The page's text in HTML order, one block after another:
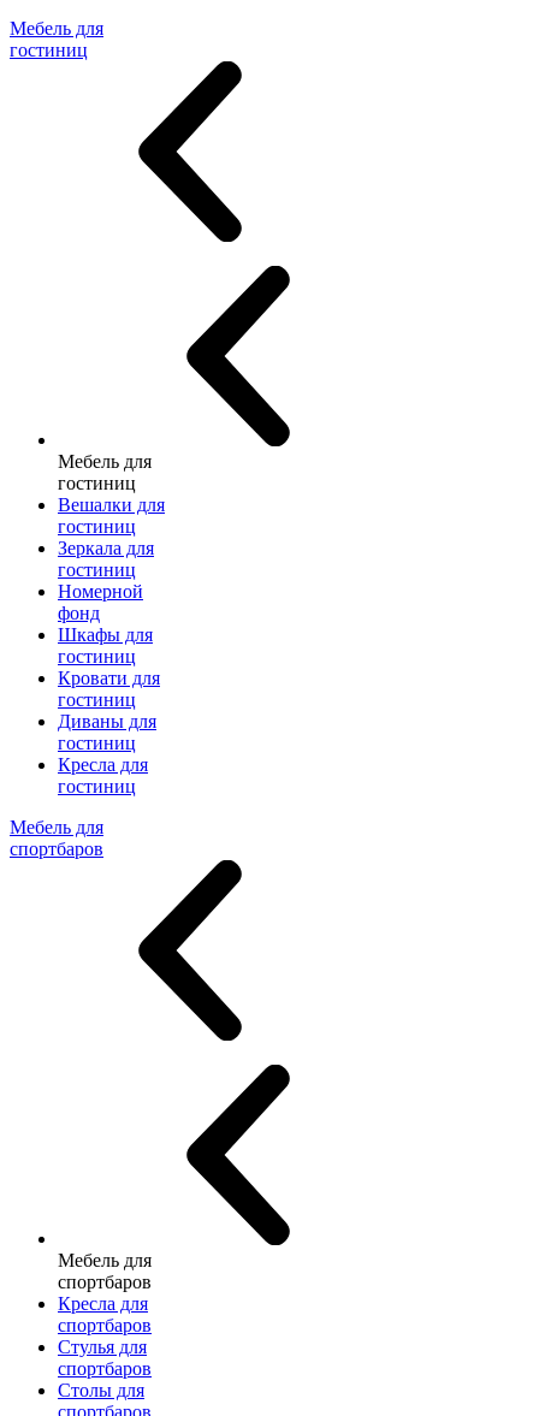
Мебель для
гостиниц
Мебель для
гостиниц
Вешалки для
гостиниц
Зеркала для
гостиниц
Номерной
фонд
Шкафы для
гостиниц
Кровати для
гостиниц
Диваны для
гостиниц
Кресла для
гостиниц
Мебель для
спортбаров
Мебель для
спортбаров
Кресла для
спортбаров
Стулья для
спортбаров
Столы для